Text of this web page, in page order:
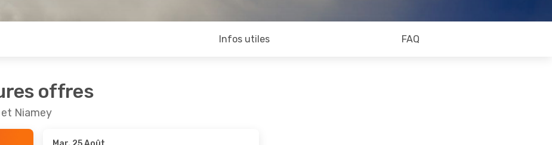
Infos utiles FAQ
offres
Niamey